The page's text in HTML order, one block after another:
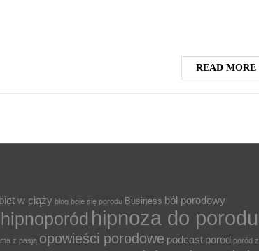
READ MORE
w ciąży blog boje się porodu Business ból porodowy
hipnoporód hipnoza do porodu
z pasją opowieści porodowe podcast poród poród z